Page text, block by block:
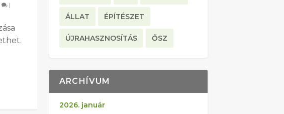
|
ÁLLAT ÉPÍTÉSZET
ÚJRAHASZNOSÍTÁS ŐSZ
ARCHÍVUM
2026. január